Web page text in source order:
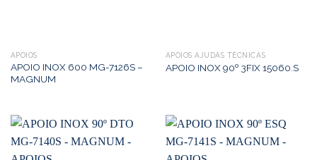
APOIOS
APOIO INOX 600 MG-7126S –
MAGNUM
APOIOS AJUDAS TÉCNICAS
APOIO INOX 90º 3FIX 15060.S